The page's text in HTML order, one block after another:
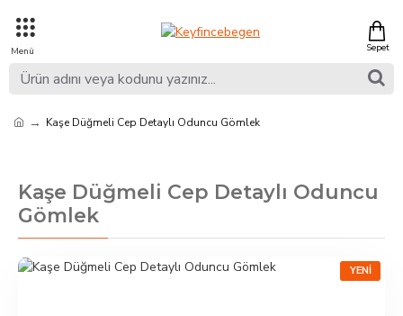
Kaşe Düğmeli Cep Detaylı Oduncu Gömlek
Kaşe Düğmeli Cep Detaylı Oduncu
Gömlek
YENI